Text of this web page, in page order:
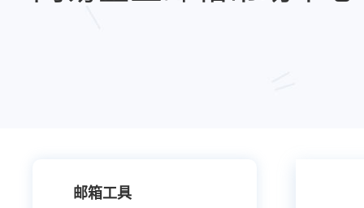
邮箱工具